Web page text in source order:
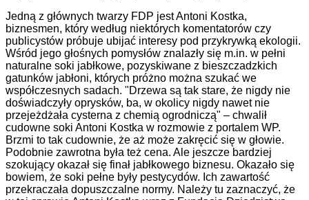
Jedną z głównych twarzy FDP jest Antoni Kostka,
biznesmen, który według niektórych komentatorów czy
publicystów próbuje ubijać interesy pod przykrywką ekologii.
Wśród jego głośnych pomysłów znalazły się m.in. w pełni
naturalne soki jabłkowe, pozyskiwane z bieszczadzkich
gatunków jabłoni, których próżno można szukać we
współczesnych sadach. "Drzewa są tak stare, że nigdy nie
doświadczyły oprysków, ba, w okolicy nigdy nawet nie
przejeżdżała cysterna z chemią ogrodniczą" – chwalił
cudowne soki Antoni Kostka w rozmowie z portalem WP.
Brzmi to tak cudownie, że aż może zakręcić się w głowie.
Podobnie zawrotna była też cena. Ale jeszcze bardziej
szokujący okazał się finał jabłkowego biznesu. Okazało się
bowiem, że soki pełne były pestycydów. Ich zawartość
przekraczała dopuszczalne normy. Należy tu zaznaczyć, że